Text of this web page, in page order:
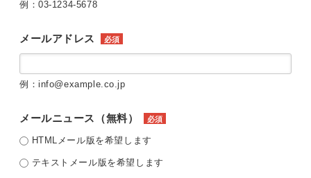
例：03-1234-5678
メールアドレス 必須
例：info@example.co.jp
メールニュース（無料） 必須
HTMLメール版を希望します
テキストメール版を希望します